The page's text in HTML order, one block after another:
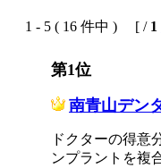
1 - 5 ( 16 件中 ) [ / 1
第1位
南青山デン
ドクターの得意
ンプラントを複